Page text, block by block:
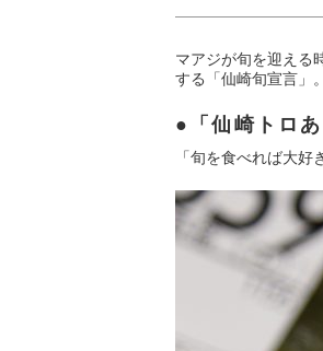
マアジが旬を迎える
する「仙崎旬宣言」
「仙崎トロ
「旬を食べれば大